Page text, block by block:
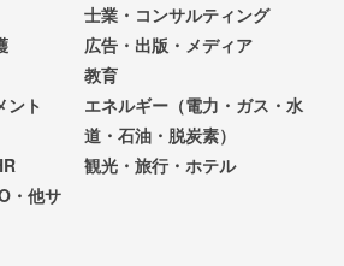
士業・コンサルティング
広告・出版・メディア
教育
ント
エネルギー（電力・ガス・水
道・石油・脱炭素）
観光・旅行・ホテル
・他サ